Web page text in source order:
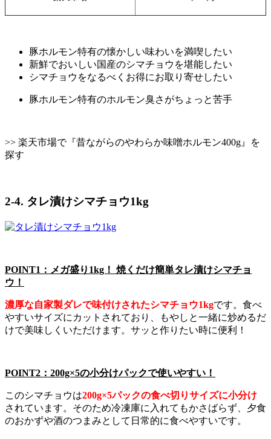
豚ホルモン特有の懐かしい味わいを満喫したい
新鮮でおいしい国産のシマチョウを堪能したい
シマチョウをなるべくお得にお取り寄せしたい
豚ホルモン特有のホルモン臭さがちょっと苦手
>> 楽天市場で『昔ながらのやわらか味噌ホルモン400g』を
探す
2-4. タレ漬けシマチョウ1kg
POINT1：メガ盛り1kg！ 焼くだけ簡単タレ漬けシマチョ
ウ！
濃厚な自家製ダレで味付けされたシマチョウ1kgです。食べ
やすいサイズにカットされており、もやしと一緒に炒めるだ
けで美味しくいただけます。サッと作りたい時に便利！
POINT2：200g×5の小分けパックで使いやすい！
このシマチョウは200g×5パックの食べ切りサイズに小分け
されています。そのため冷凍庫に入れてもかさばらず、夕食
のおかずや酒のつまみとして日常的に食べやすいです。